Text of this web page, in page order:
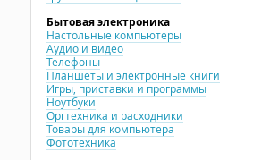
Бытовая электроника
Настольные компьютеры
Аудио и видео
Телефоны
Планшеты и электронные книги
Игры, приставки и программы
Ноутбуки
Оргтехника и расходники
Товары для компьютера
Фототехника